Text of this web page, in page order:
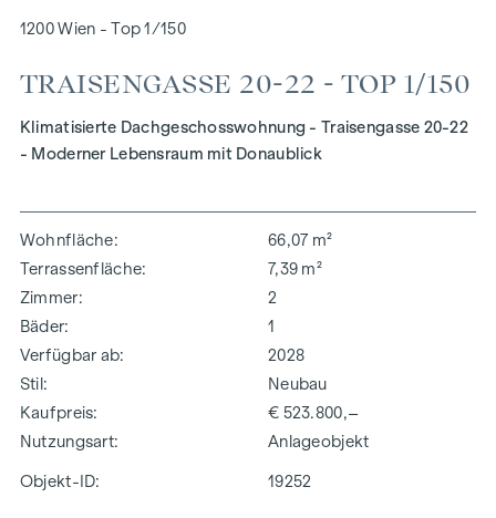
1200 Wien - Top 1/150
TRAISENGASSE 20-22 - TOP 1/150
Klimatisierte Dachgeschosswohnung - Traisengasse 20-22
- Moderner Lebensraum mit Donaublick
Wohnfläche
66,07 m²
Terrassenfläche
7,39 m²
Zimmer
2
Bäder
1
Verfügbar ab
2028
Stil
Neubau
Kaufpreis
€ 523.800,–
Nutzungsart
Anlageobjekt
Objekt-ID: 19252